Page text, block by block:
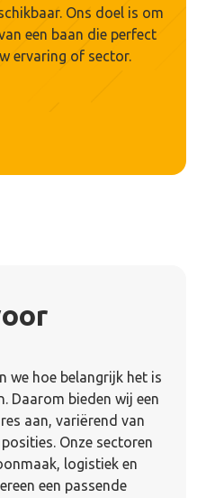
Ons doel is om
een baan die perfect
ervaring of sector.
we hoe belangrijk het is
Daarom bieden wij een
aan, variërend van
Onze sectoren
logistiek en
een passende